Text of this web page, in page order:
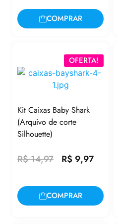
COMPRAR
OFERTA!
Kit Caixas Baby Shark
(Arquivo de corte
Silhouette)
R$14,97 R$ 9,97
COMPRAR